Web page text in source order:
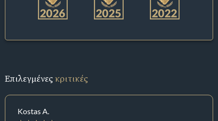
Επιλεγμένεςκριτικές
Kostas A.